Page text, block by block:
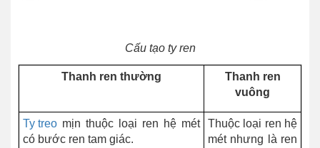
Cấu tạo ty ren
Thanh ren thường
Thanh ren
vuông
Ty treo mịn thuộc loại ren hệ mét
có bước ren tam giác.
Thuộc loại ren hệ
mét nhưng là ren